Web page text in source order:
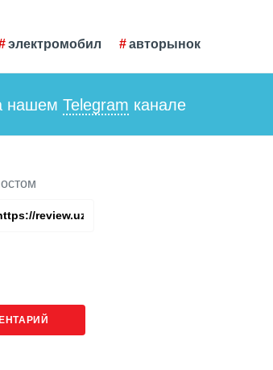
электромобил авторынок
нашем Telegram канале